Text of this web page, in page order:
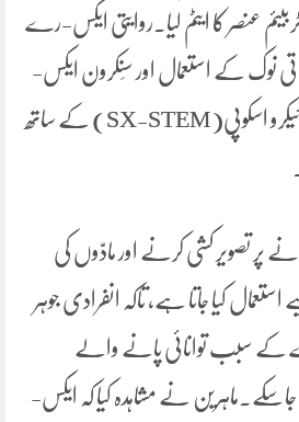
عنصر کا ایٹم لیا۔روایتی ایکس-رے
نوک کے استعمال اور سِنکرون ایکس-
رے اسکیننگ ٹنلنگ مائیکرو اسکوپی(SX-STEM) کے ساتھ
پر تصویر کشی کرنے اور مادّوں کی
کیا جاتا ہے، تاکہ انفرادی جوہر
کے سبب توانائی پانے والے
نے مشاہدہ کیا کہ ایکس-